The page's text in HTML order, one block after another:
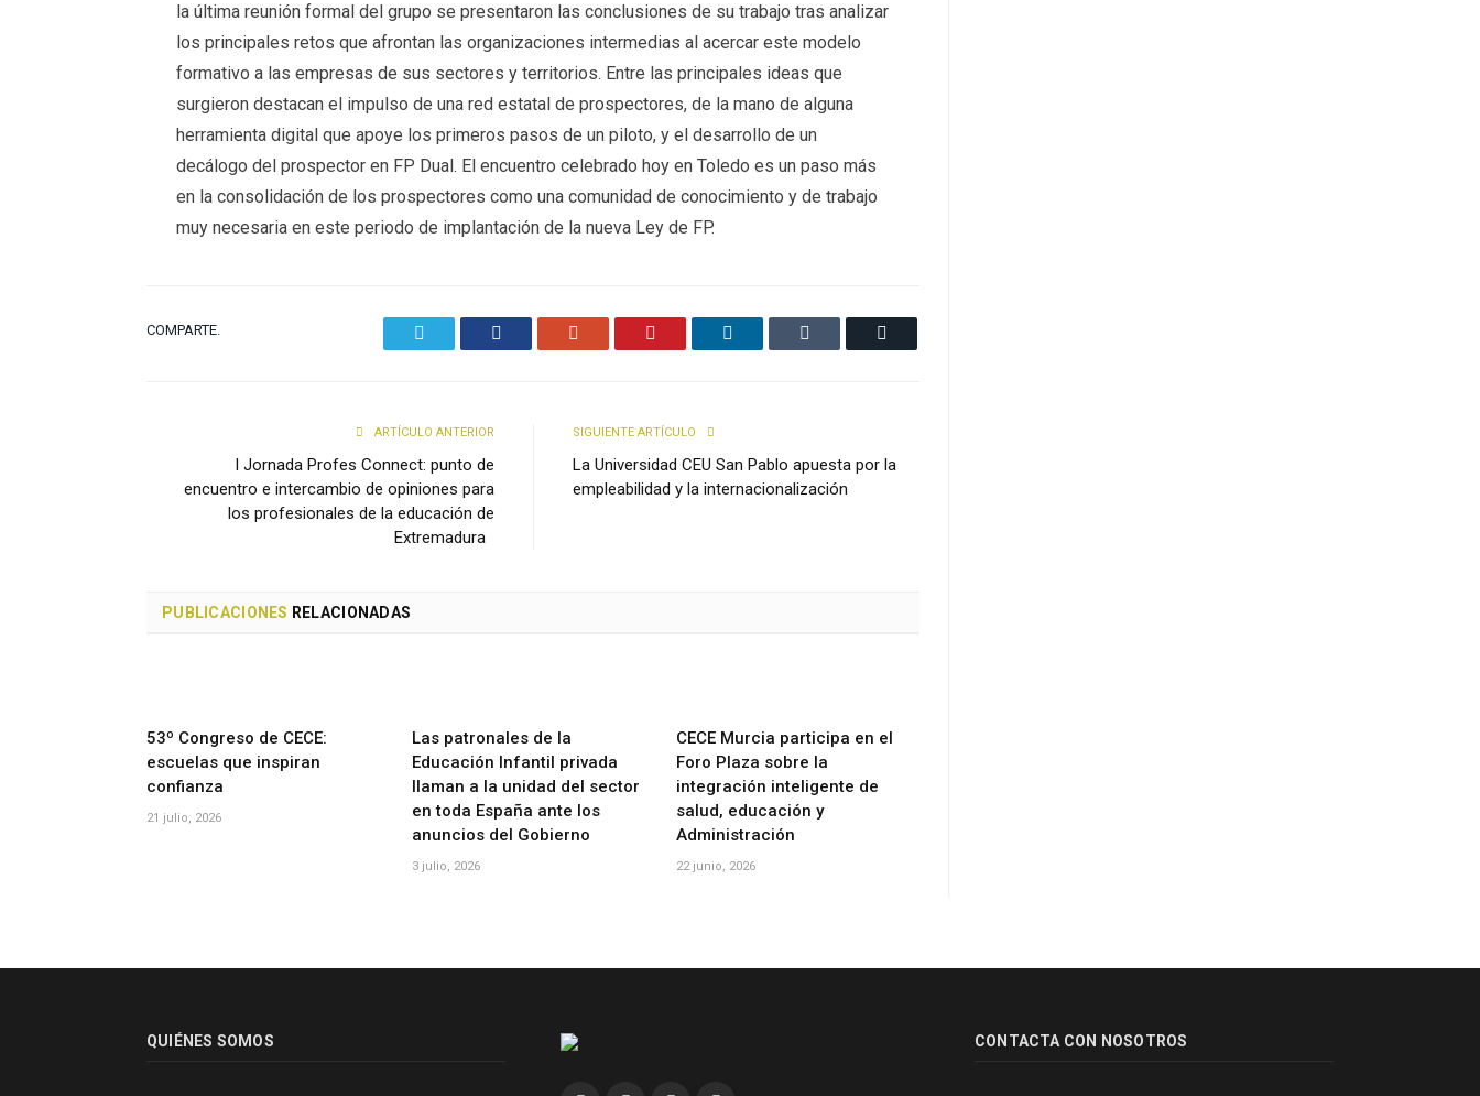
la última reunión formal del grupo se presentaron las conclusiones de su trabajo tras analizar
los principales retos que afrontan las organizaciones intermedias al acercar este modelo
formativo a las empresas de sus sectores y territorios. Entre las principales ideas que
surgieron destacan el impulso de una red estatal de prospectores, de la mano de alguna
herramienta digital que apoye los primeros pasos de un piloto, y el desarrollo de un
decálogo del prospector en FP Dual. El encuentro celebrado hoy en Toledo es un paso más
en la consolidación de los prospectores como una comunidad de conocimiento y de trabajo
muy necesaria en este periodo de implantación de la nueva Ley de FP.
COMPARTE.
ARTÍCULO ANTERIOR
I Jornada Profes Connect: punto de
encuentro e intercambio de opiniones para
los profesionales de la educación de
Extremadura
SIGUIENTE ARTÍCULO
La Universidad CEU San Pablo apuesta por la
empleabilidad y la internacionalización
PUBLICACIONES RELACIONADAS
53º Congreso de CECE:
escuelas que inspiran
confianza
21 julio, 2026
Las patronales de la
Educación Infantil privada
llaman a la unidad del sector
en toda España ante los
anuncios del Gobierno
3 julio, 2026
CECE Murcia participa en el
Foro Plaza sobre la
integración inteligente de
salud, educación y
Administración
22 junio, 2026
QUIÉNES SOMOS CONTACTA CON NOSOTROS